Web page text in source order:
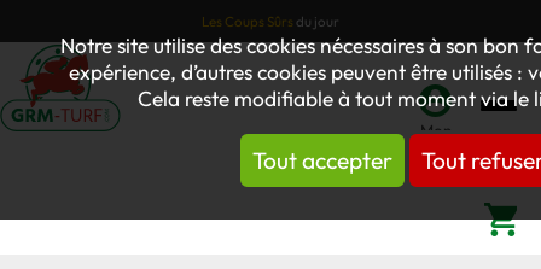
Notre site utilise des cookies nécessaires à son
expérience, d’autres cookies peuvent être utilisés :
Cela reste modifiable à tout moment via le
Tout accepter Tout
Les Coups Sûrs du jour
Mon
compte